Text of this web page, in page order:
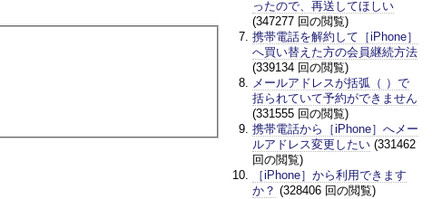
ったので、再送してほしい
(347277 回の閲覧)
携帯電話を解約して［iPhone］
へ買い替えた方の会員継続方法
(339134 回の閲覧)
メールアドレスが括弧（ ）で
括られていて予約ができません
(331555 回の閲覧)
携帯電話から［iPhone］へメー
ルアドレス変更したい (331462
回の閲覧)
［iPhone］から利用できます
か？ (328406 回の閲覧)